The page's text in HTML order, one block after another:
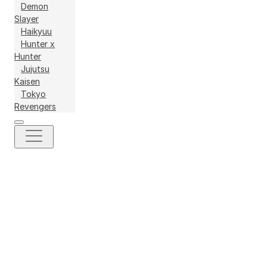
Demon
Slayer
Haikyuu
Hunter x
Hunter
Jujutsu
Kaisen
Tokyo
Revengers